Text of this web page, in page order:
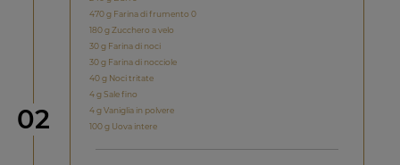
Step
02
470 g Farina di frumento 0
180 g Zucchero a velo
30 g Farina di noci
30 g Farina di nocciole
40 g Noci tritate
4 g Sale fino
4 g Vaniglia in polvere
100 g Uova intere